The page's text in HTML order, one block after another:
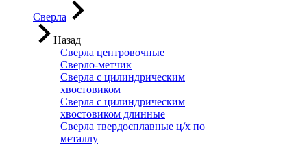
Сверла
Назад
Сверла центровочные
Сверло-метчик
Сверла с цилиндрическим
хвостовиком
Сверла с цилиндрическим
хвостовиком длинные
Сверла твердосплавные ц/х по
металлу